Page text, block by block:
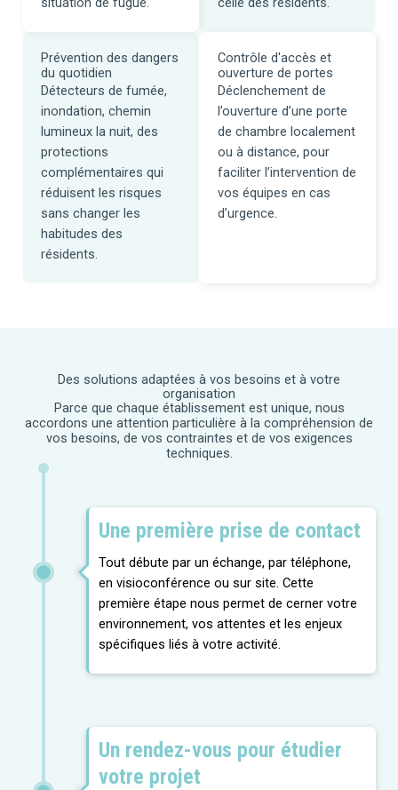
Prévention des dangers
du quotidien
Détecteurs de fumée,
inondation, chemin
lumineux la nuit, des
protections
complémentaires qui
réduisent les risques
sans changer les
habitudes des
résidents.
Contrôle d'accès et
ouverture de portes
Déclenchement de
l’ouverture d’une porte
de chambre localement
ou à distance, pour
faciliter l’intervention de
vos équipes en cas
d’urgence.
Des solutions adaptées à vos besoins et à votre
organisation
Parce que chaque établissement est unique, nous
accordons une attention particulière à la compréhension de
vos besoins, de vos contraintes et de vos exigences
techniques.
Une première prise de contact
Tout débute par un échange, par téléphone,
en visioconférence ou sur site. Cette
première étape nous permet de cerner votre
environnement, vos attentes et les enjeux
spécifiques liés à votre activité.
Un rendez-vous pour étudier
votre projet